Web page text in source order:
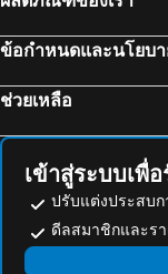
ข้อกำหนดและนโยบ
ช่วยเหลือ
เข้าสู่ระบบเพื่
ปรับแต่งประสบ
ดีลสมาชิกและร